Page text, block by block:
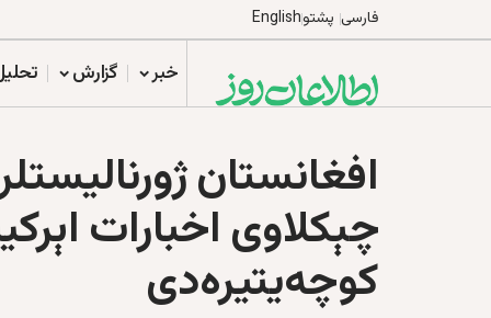
فارسی پشتوEnglish
خبر گزارش
افغانستان
چېکلاوی اخبارات
کوچه‌یتیره‌دی